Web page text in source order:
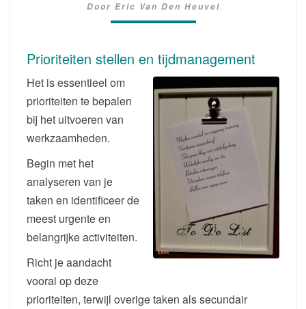
BASIS
VAN
PLANNING
Door Eric Van Den Heuvel
Prioriteiten stellen en tijdmanagement
Het is essentieel om
prioriteiten te bepalen
bij het uitvoeren van
werkzaamheden.
Begin met het
analyseren van je
taken en identificeer de
meest urgente en
belangrijke activiteiten.
Richt je aandacht
vooral op deze
prioriteiten, terwijl overige taken als secundair